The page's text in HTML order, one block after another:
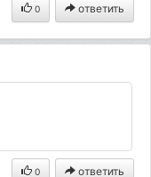
0 ответить
0 ответить